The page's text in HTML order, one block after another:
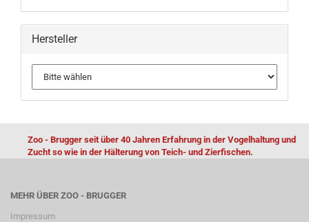
Hersteller
Zoo - Brugger seit über 40 Jahren Erfahrung in der Vogelhaltung und
Zucht so wie in der Hälterung von Teich- und Zierfischen.
MEHR ÜBER ZOO - BRUGGER
Impressum